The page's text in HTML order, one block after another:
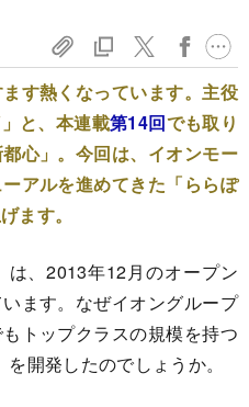
す熱くなっています。主役
と、本連載第14回でも取り
心」。今回は、イオンモー
アルを進めてきた「ららぽ
ます。
は、2013年12月のオープン
ます。なぜイオングループ
トップクラスの規模を持つ
開発したのでしょうか。